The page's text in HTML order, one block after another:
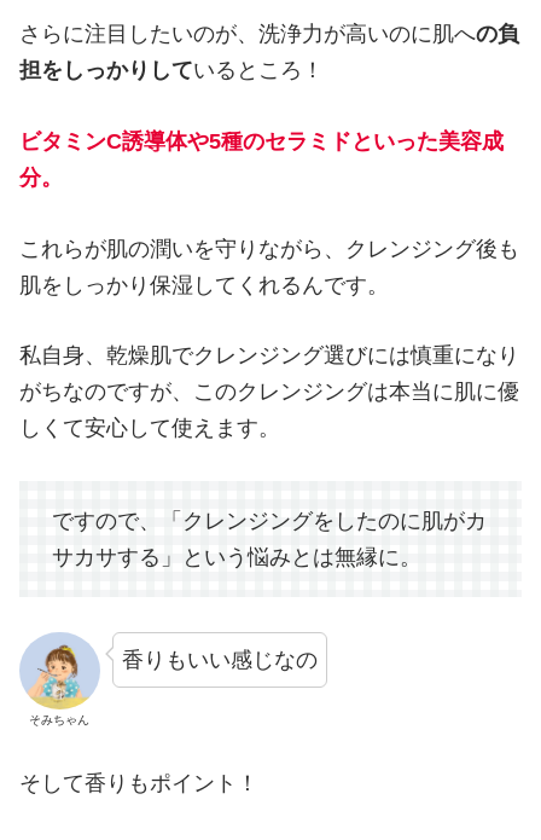
さらに注目したいのが、洗浄力が高いのに肌への負
担をしっかりしているところ！
ビタミンC誘導体や5種のセラミド といった美容成
分。
これらが肌の潤いを守りながら、クレンジング後も
肌をしっかり保湿してくれるんです。
私自身、乾燥肌でクレンジング選びには慎重になり
がちなのですが、このクレンジングは本当に肌に優
しくて安心して使えます。
ですので、「クレンジングをしたのに肌がカ
サカサする」という悩みとは無縁に。
そみちゃん
香りもいい感じなの
そして香りもポイント！